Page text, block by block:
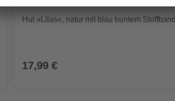
Hut »Lilas«, natur mit blau buntem Stoffband
17,99 €